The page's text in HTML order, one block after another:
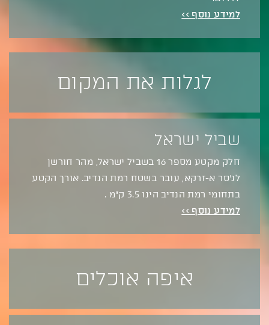
למידע נוסף >>
לגלות את המקום
שביל ישראל
חלק מקטע מספר 16 בשביל ישראל, מהר חורשן
לג’סר א-זרקא, עובר בשטח רמת הנדיב. אורך הקטע
בתחומי רמת הנדיב הינו 3.5 ק”מ .
למידע נוסף >>
איפה אוכלים